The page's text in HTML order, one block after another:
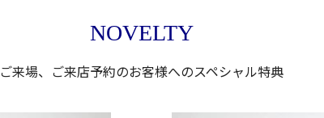
NOVELTY
ご来場、ご来店予約のお客様へのスペシャル特典